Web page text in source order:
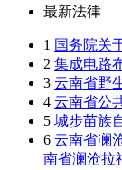
最新法律
1 国务院关
2 集成电路
3 云南省野
4 云南省公
5 城步苗族
6 云南省澜
南省澜沧拉